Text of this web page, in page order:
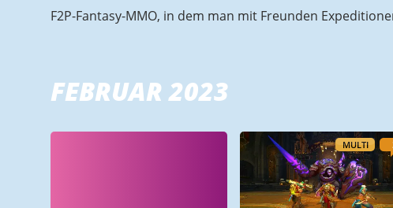
F2P-Fantasy-MMO, in dem man mit Freunden
FEBRUAR 2023
MULTI